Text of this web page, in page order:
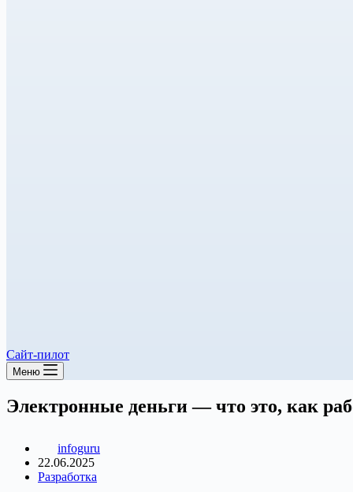
Сайт-пилот
Меню
Электронные деньги — что это, как
infoguru
22.06.2025
Разработка